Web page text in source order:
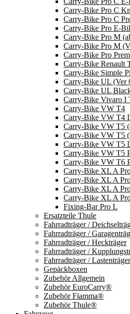
Carry-Bike Pro C
Carry-Bike Pro C
Carry-Bike Pro E-
Carry-Bike Pro M
Carry-Bike Pro M
Carry-Bike Pro
Carry-Bike Renault
Carry-Bike Simple
Carry-Bike UL (Ver
Carry-Bike UL
Carry-Bike Vivaro I
Carry-Bike VW T4
Carry-Bike VW T4
Carry-Bike VW T5
Carry-Bike VW T5
Carry-Bike VW T5
Carry-Bike VW T5
Carry-Bike VW T6
Carry-Bike XL A
Carry-Bike XL A
Carry-Bike XL A
Carry-Bike XL A
Fixing-Bar Pro L
Ersatzteile Thule
Fahrradträger /
Fahrradträger /
Fahrradträger / Heckträger
Fahrradträger /
Fahrradträger / Lastenträger
Gepäckboxen
Zubehör Allgemein
Zubehör EuroCarry®
Zubehör Fiamma®
Zubehör Thule®